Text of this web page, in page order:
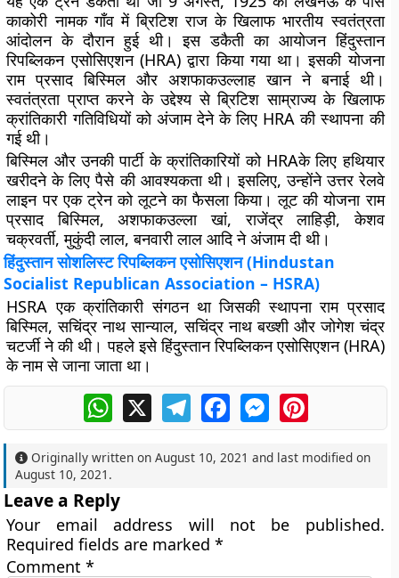
काकोरी नामक गाँव में ब्रिटिश राज के खिलाफ भारतीय स्वतंत्रता
आंदोलन के दौरान हुई थी। इस डकैती का आयोजन हिंदुस्तान
रिपब्लिकन एसोसिएशन (HRA) द्वारा किया गया था। इसकी योजना
राम प्रसाद बिस्मिल और अशफाकउल्लाह खान ने बनाई थी।
स्वतंत्रता प्राप्त करने के उद्देश्य से ब्रिटिश साम्राज्य के खिलाफ
क्रांतिकारी गतिविधियों को अंजाम देने के लिए HRA की स्थापना की
गई थी।
बिस्मिल और उनकी पार्टी के क्रांतिकारियों को HRAके लिए हथियार
खरीदने के लिए पैसे की आवश्यकता थी। इसलिए, उन्होंने उत्तर रेलवे
लाइन पर एक ट्रेन को लूटने का फैसला किया। लूट की योजना राम
प्रसाद बिस्मिल, अशफाकउल्ला खां, राजेंद्र लाहिड़ी, केशव
चक्रवर्ती, मुकुंदी लाल, बनवारी लाल आदि ने अंजाम दी थी।
हिंदुस्तान सोशलिस्ट रिपब्लिकन एसोसिएशन (Hindustan
Socialist Republican Association – HSRA)
HSRA एक क्रांतिकारी संगठन था जिसकी स्थापना राम प्रसाद
बिस्मिल, सचिंद्र नाथ सान्याल, सचिंद्र नाथ बख्शी और जोगेश चंद्र
चटर्जी ने की थी। पहले इसे हिंदुस्तान रिपब्लिकन एसोसिएशन (HRA)
के नाम से जाना जाता था।
WhatsApp
X TelegramFacebookMessengerPinterest
Originally written onAugust 10, 2021 and last modified on
August 10, 2021 .
Leave a Reply
Your email address will not be published.
Required fields are marked*
Comment*